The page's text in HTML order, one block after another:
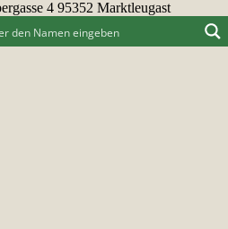
4 95352 Marktleugast